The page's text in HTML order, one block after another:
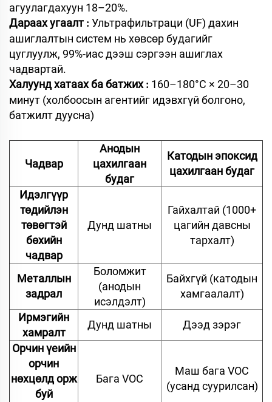
агуулагдахуун 18–20%.
Дараах угаалт : Ультрафильтраци (UF) дахин
ашиглалтын систем нь хөвсөр будагийг
цуглуулж, 99%-иас дээш сэргээн ашиглах
чадвартай.
Халуунд хатаах ба батжих: 160–180°C × 20–30
минут (холбоосын агентийг идэвхгүй болгоно,
батжилт дуусна)
Чадвар
Анодын
цахилгаан
будаг
Катодын эпоксид
цахилгаан будаг
Идэлгүүр
төдийлэн
төвөгтэй
бөхийн
чадвар
Дунд шатны
Гайхалтай (1000+
цагийн давсны
тархалт)
Металлын
задрал
Боломжит
(анодын
исэлдэлт)
Байхгүй (катодын
хамгаалалт)
Ирмэгийн
хамралт
Дунд шатны
Дээд зэрэг
Орчин үеийн
орчин
нөхцөлд орж
буй
Бага VOC
Маш бага VOC
(усанд суурилсан)